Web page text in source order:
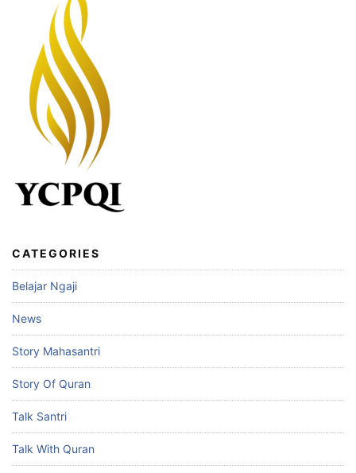
CATEGORIES
Belajar Ngaji
News
Story Mahasantri
Story Of Quran
Talk Santri
Talk With Quran